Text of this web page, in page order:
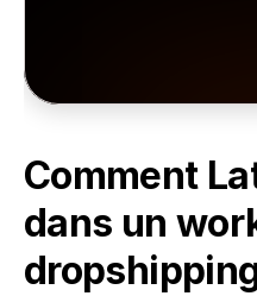
Comment
dans un